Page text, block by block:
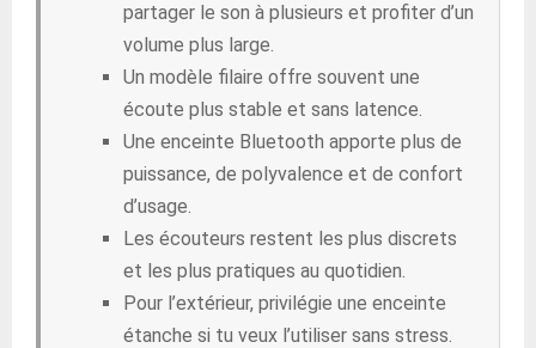
partager le son à plusieurs et profiter d’un
volume plus large.
Un modèle filaire offre souvent une
écoute plus stable et sans latence.
Une enceinte Bluetooth apporte plus de
puissance, de polyvalence et de confort
d’usage.
Les écouteurs restent les plus discrets
et les plus pratiques au quotidien.
Pour l’extérieur, privilégie une enceinte
étanche si tu veux l’utiliser sans stress.